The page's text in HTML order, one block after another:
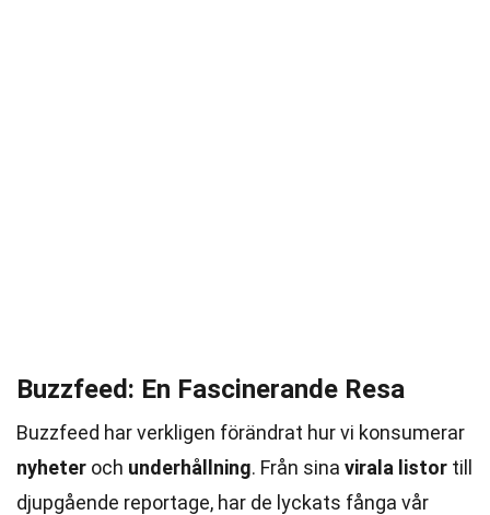
Buzzfeed: En Fascinerande Resa
Buzzfeed har verkligen förändrat hur vi konsumerar
nyheter och underhållning. Från sina virala listor till
djupgående reportage, har de lyckats fånga vår